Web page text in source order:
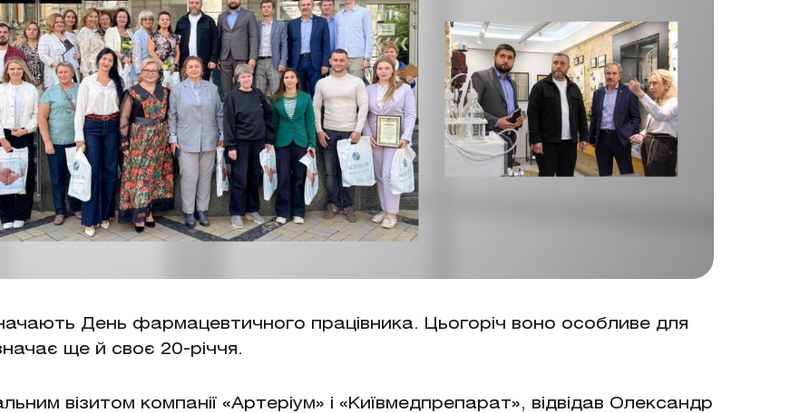
День фармацевтичного працівника. Цьогоріч воно особливе для
ще й своє 20-річчя.
візитом компанії «Артеріум» і «Київмедпрепарат», відвідав Олександр